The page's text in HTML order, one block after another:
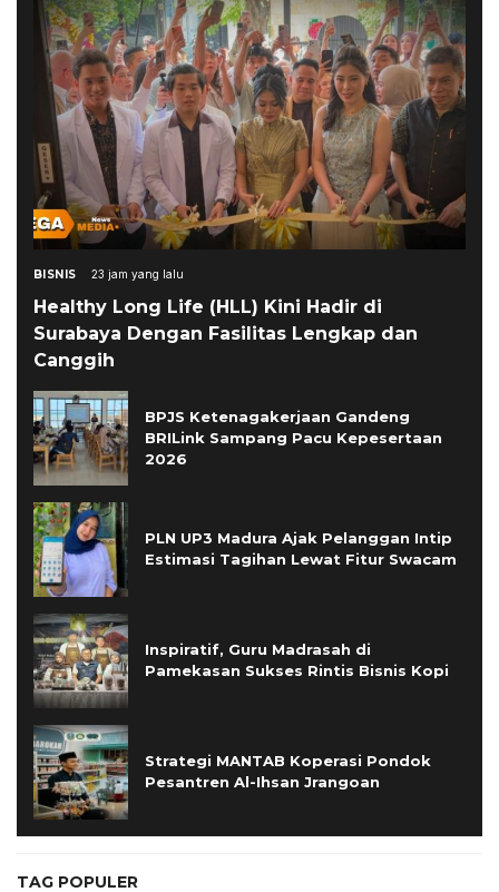
BISNIS 23 jam yang lalu
Healthy Long Life (HLL) Kini Hadir di
Surabaya Dengan Fasilitas Lengkap dan
Canggih
BPJS Ketenagakerjaan Gandeng
BRILink Sampang Pacu Kepesertaan
2026
PLN UP3 Madura Ajak Pelanggan Intip
Estimasi Tagihan Lewat Fitur Swacam
Inspiratif, Guru Madrasah di
Pamekasan Sukses Rintis Bisnis Kopi
Strategi MANTAB Koperasi Pondok
Pesantren Al-Ihsan Jrangoan
TAG POPULER